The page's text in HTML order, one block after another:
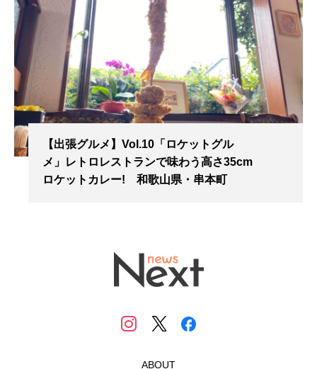
【出張グルメ】Vol.10「ロケットグル
メ」レトロレストランで味わう高さ35cm
ロケットカレー! 和歌山県・串本町
ABOUT